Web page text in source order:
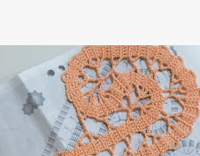
CROCHET